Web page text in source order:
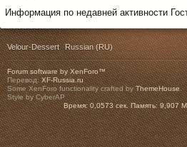
Информация по недавней активности
Velour-Dessert Russian (RU)
Forum software by XenForo™
Перевод:XF-Russia.ru
Some XenForo functionality crafted byThemeHouse.
Style by CyberAP
Время: 0,0573 сек. Память: 9,907